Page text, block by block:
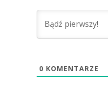
0 KOMENTARZE